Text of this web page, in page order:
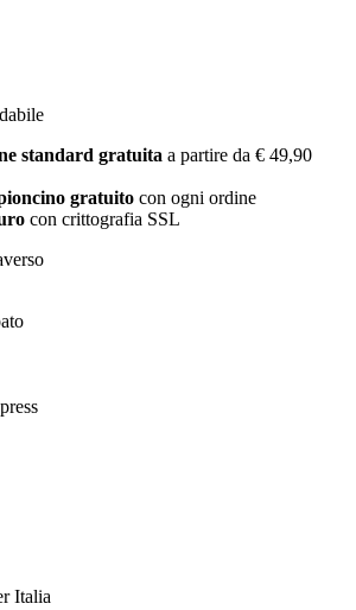
standard gratuita a partire da € 49,90
gratuito con ogni ordine
con crittografia SSL
Italia